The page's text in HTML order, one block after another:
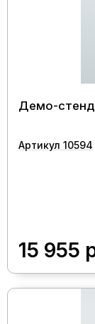
Демо-
Артикул 10594
15 955